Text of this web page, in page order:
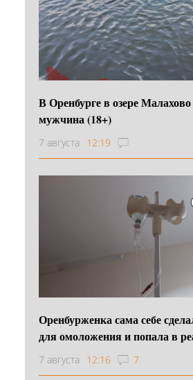
В Оренбурге в озере
мужчина (18+)
7 августа 12:19
Оренбурженка сама себе
для омоложения и попала в
7 августа 12:16 7